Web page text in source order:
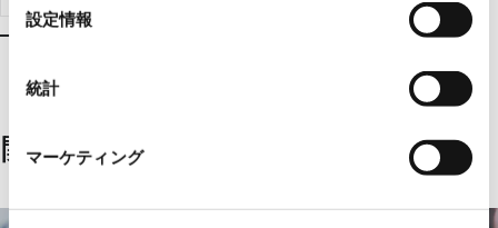
択
設定情報
統計
マーケティング
関連するソリューション